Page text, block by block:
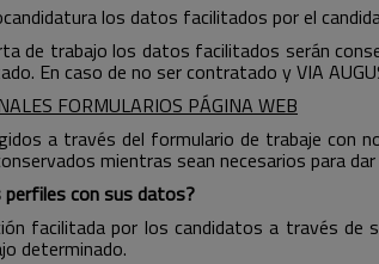
los datos facilitados por el
de trabajo los datos facilitados serán
En caso de no ser contratado y VIA
FORMULARIOS PÁGINA WEB
a través del formulario de trabaje con
mientras sean necesarios para
perfiles con sus datos?
facilitada por los candidatos a través de
determinado.